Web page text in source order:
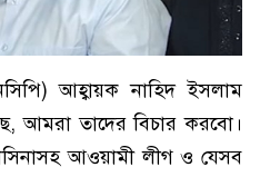
আহ্বায়ক নাহিদ ইসলাম
আমরা তাদের বিচার করবো।
আওয়ামী লীগ ও যেসব